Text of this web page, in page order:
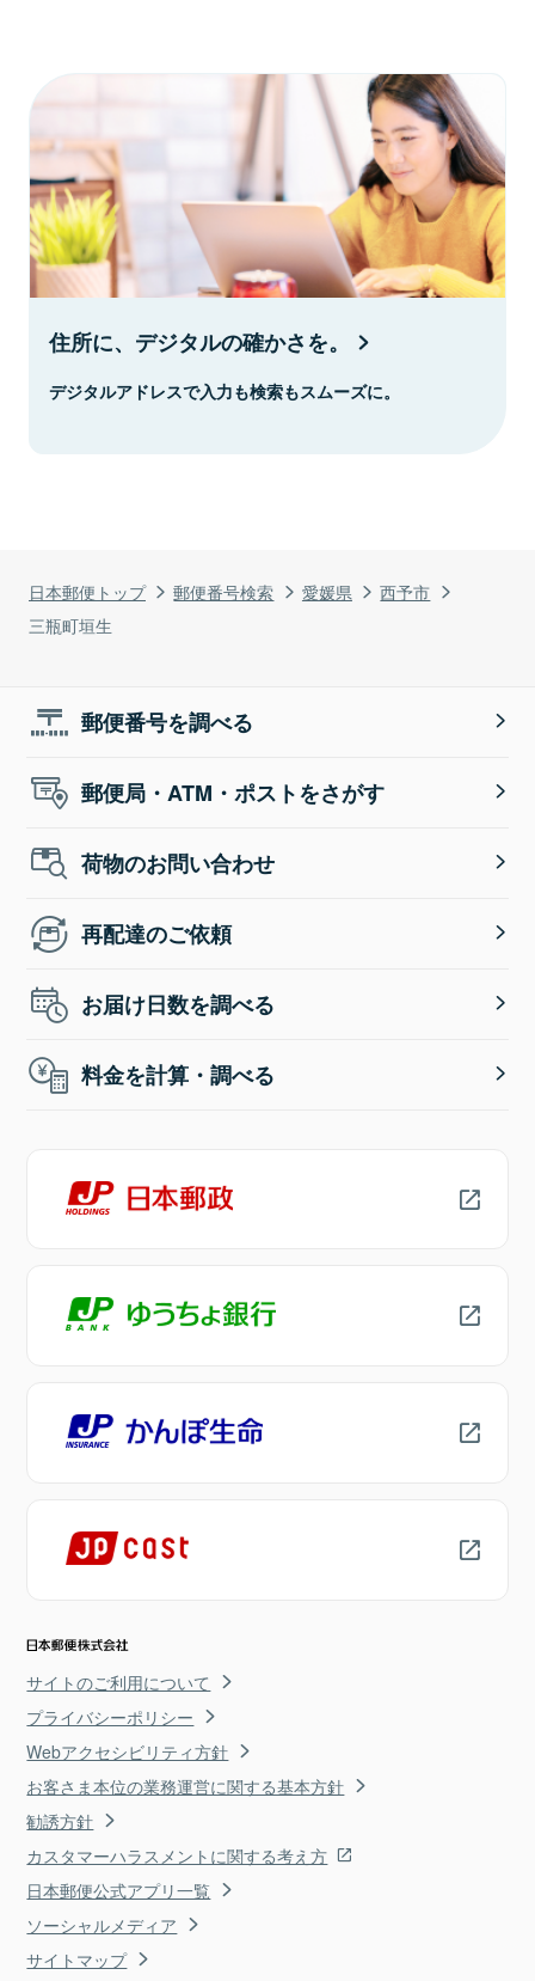
日本郵便トップ 郵便番号検索 愛媛県
西予市
三瓶町垣生
住所に、デジタルの確かさを。
デジタルアドレスで入力も検索もスムーズに。
郵便番号を調べる
郵便局・ATM・ポストをさがす
荷物のお問い合わせ
再配達のご依頼
お届け日数を調べる
料金を計算・調べる
サイトのご利用について
プライバシーポリシー
Webアクセシビリティ方針
お客さま本位の業務運営に関する基本方針
勧誘方針
カスタマーハラスメントに関する考え方
日本郵便公式アプリ一覧
ソーシャルメディア
サイトマップ